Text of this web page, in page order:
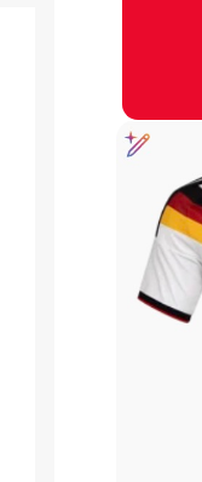
Tabelle